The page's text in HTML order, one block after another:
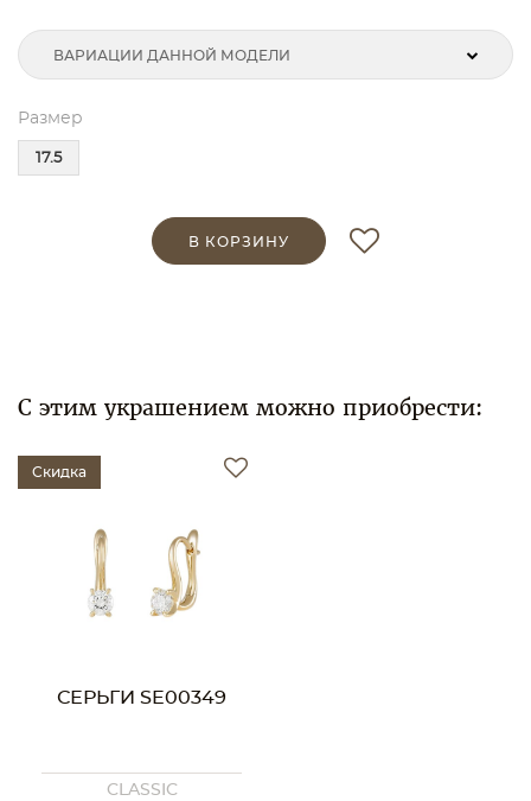
ВАРИАЦИИ ДАННОЙ МОДЕЛИ
Размер
17.5
В КОРЗИНУ
С этим украшением можно приобрести:
Скидка
СЕРЬГИ SE00349
CLASSIC